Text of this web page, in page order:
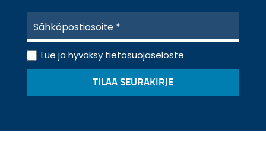
h
k
ö
s
*
T
i
o
o
Lue ja hyväksy tietosuojaseloste
TILAA SEURAKIRJE